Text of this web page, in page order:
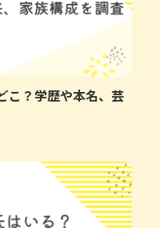
こ？学歴や本名、芸